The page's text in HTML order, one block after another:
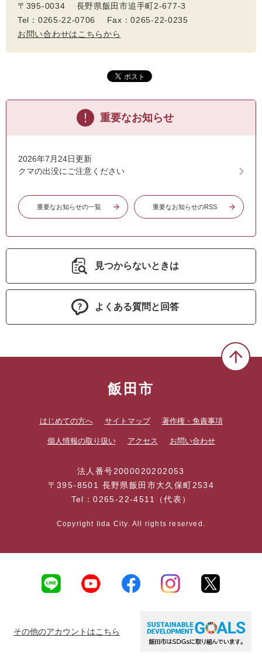
〒395-0034 長野県飯田市追手町2-677-3
Tel：0265-22-0706 Fax：0265-22-0235
お問い合わせはこちらから
重要なお知らせ
2026年7月24日更新
クマの出没にご注意ください
重要なお知らせの一覧 重要なお知らせのRSS
見つからないときは
よくある質問と回答
飯田市
はじめての方へ サイトマップ 著作権・免責事項
個人情報の取り扱い アクセス お問い合わせ
法人番号2000020202053
〒395-8501 長野県飯田市大久保町2534
Tel：0265-22-4511（代表）
Copyright Iida City. All rights reserved.
その他のアカウントはこちら